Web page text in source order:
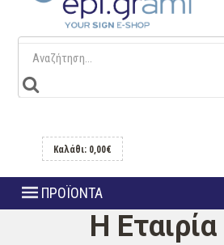
Καλάθι: 0,00€
ΠΡΟΪΟΝΤΑ
Η